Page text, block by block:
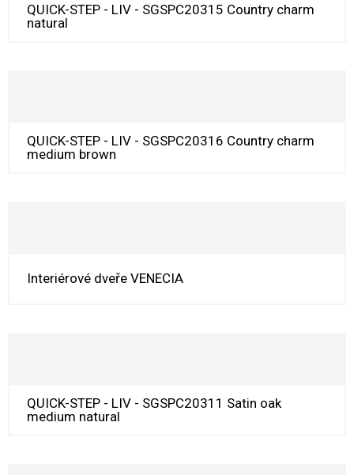
QUICK-STEP - LIV - SGSPC20315 Country charm
natural
QUICK-STEP - LIV - SGSPC20316 Country charm
medium brown
Interiérové dveře VENECIA
QUICK-STEP - LIV - SGSPC20311 Satin oak
medium natural